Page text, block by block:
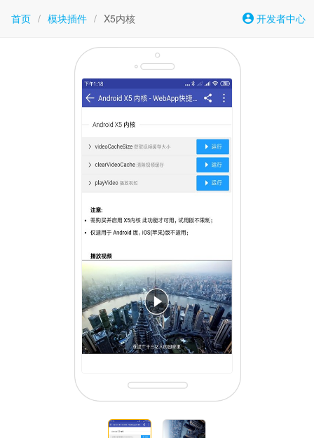
首页 / 模块插件 / X5内核 开发者中心